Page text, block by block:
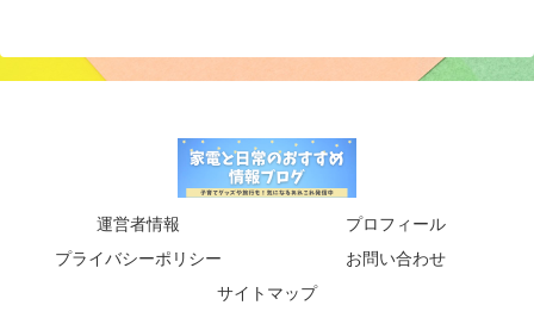
運営者情報
プロフィール
プライバシーポリシー
お問い合わせ
サイトマップ